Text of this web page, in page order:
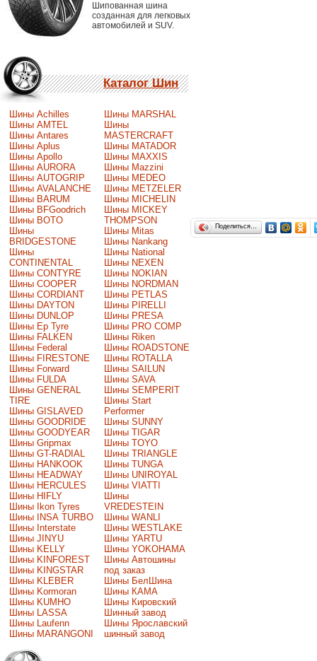
Шипованная шина
созданная для легковых
автомобилей и SUV.
Каталог Шин
Шины Achilles
Шины AMTEL
Шины Antares
Шины Aplus
Шины Apollo
Шины AURORA
Шины AUTOGRIP
Шины AVALANCHE
Шины BARUM
Шины BFGoodrich
Шины BOTO
Шины
BRIDGESTONE
Шины
CONTINENTAL
Шины CONTYRE
Шины COOPER
Шины CORDIANT
Шины DAYTON
Шины DUNLOP
Шины Ep Tyre
Шины FALKEN
Шины Federal
Шины FIRESTONE
Шины Forward
Шины FULDA
Шины GENERAL
TIRE
Шины GISLAVED
Шины GOODRIDE
Шины GOODYEAR
Шины Gripmax
Шины GT-RADIAL
Шины HANKOOK
Шины HEADWAY
Шины HERCULES
Шины HIFLY
Шины Ikon Tyres
Шины INSA TURBO
Шины Interstate
Шины JINYU
Шины KELLY
Шины KINFOREST
Шины KINGSTAR
Шины KLEBER
Шины Kormoran
Шины KUMHO
Шины LASSA
Шины Laufenn
Шины MARANGONI
Шины MARSHAL
Шины
MASTERCRAFT
Шины MATADOR
Шины MAXXIS
Шины Mazzini
Шины MEDEO
Шины METZELER
Шины MICHELIN
Шины MICKEY
THOMPSON
Шины Mitas
Шины Nankang
Шины National
Шины NEXEN
Шины NOKIAN
Шины NORDMAN
Шины PETLAS
Шины PIRELLI
Шины PRESA
Шины PRO COMP
Шины Riken
Шины ROADSTONE
Шины ROTALLA
Шины SAILUN
Шины SAVA
Шины SEMPERIT
Шины Start
Performer
Шины SUNNY
Шины TIGAR
Шины TOYO
Шины TRIANGLE
Шины TUNGA
Шины UNIROYAL
Шины VIATTI
Шины
VREDESTEIN
Шины WANLI
Шины WESTLAKE
Шины YARTU
Шины YOKOHAMA
Шины Автошины
под заказ
Шины БелШина
Шины КАМА
Шины Кировский
Шинный завод
Шины Ярославский
шинный завод
Поделиться…